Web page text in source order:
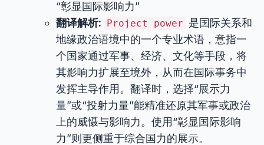
“彰显国际影响力”
翻译解析: Project power 是国际关系和
地缘政治语境中的一个专业术语，意指一
个国家通过军事、经济、文化等手段，将
其影响力扩展至境外，从而在国际事务中
发挥主导作用。翻译时，选择“展示力
量”或“投射力量”能精准还原其军事或政治
上的威慑与影响力。使用“彰显国际影响
力”则更侧重于综合国力的展示。